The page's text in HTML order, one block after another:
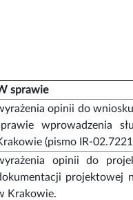
sprawie
opinii do
wprowadzenia
(pismo IR-
opinii do
projektowej
Krakowie.